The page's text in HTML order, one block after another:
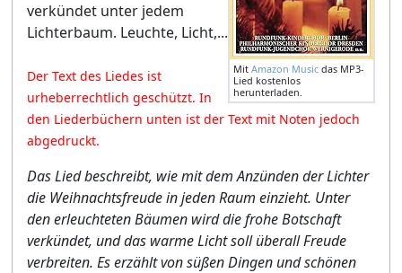
Mit Amazon Music das MP3-
Lied kostenlos
herunterladen.
verkündet unter jedem
Lichterbaum. Leuchte, Licht,...
Der Text des Liedes ist
urheberrechtlich geschützt. In
den Liederbüchern unten ist der Text mit Noten jedoch
abgedruckt.
Das Lied beschreibt, wie mit dem Anzünden der Lichter
die Weihnachtsfreude in jeden Raum einzieht. Unter
den erleuchteten Bäumen wird die frohe Botschaft
verkündet, und das warme Licht soll überall Freude
verbreiten. Es erzählt von süßen Dingen und schönen